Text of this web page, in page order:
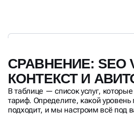
СРАВНЕНИЕ: SEO
КОНТЕКСТ И
В таблице — список услуг,
тариф. Определите, какой
подходит, и мы настроим всё под